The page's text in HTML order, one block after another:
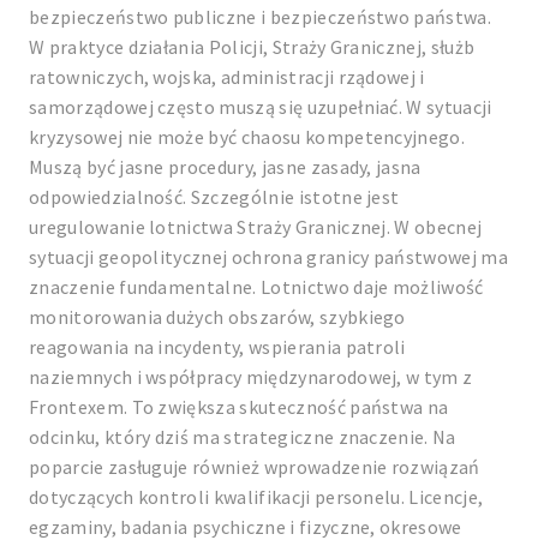
bezpieczeństwo publiczne i bezpieczeństwo państwa.
W praktyce działania Policji, Straży Granicznej, służb
ratowniczych, wojska, administracji rządowej i
samorządowej często muszą się uzupełniać. W sytuacji
kryzysowej nie może być chaosu kompetencyjnego.
Muszą być jasne procedury, jasne zasady, jasna
odpowiedzialność. Szczególnie istotne jest
uregulowanie lotnictwa Straży Granicznej. W obecnej
sytuacji geopolitycznej ochrona granicy państwowej ma
znaczenie fundamentalne. Lotnictwo daje możliwość
monitorowania dużych obszarów, szybkiego
reagowania na incydenty, wspierania patroli
naziemnych i współpracy międzynarodowej, w tym z
Frontexem. To zwiększa skuteczność państwa na
odcinku, który dziś ma strategiczne znaczenie. Na
poparcie zasługuje również wprowadzenie rozwiązań
dotyczących kontroli kwalifikacji personelu. Licencje,
egzaminy, badania psychiczne i fizyczne, okresowe